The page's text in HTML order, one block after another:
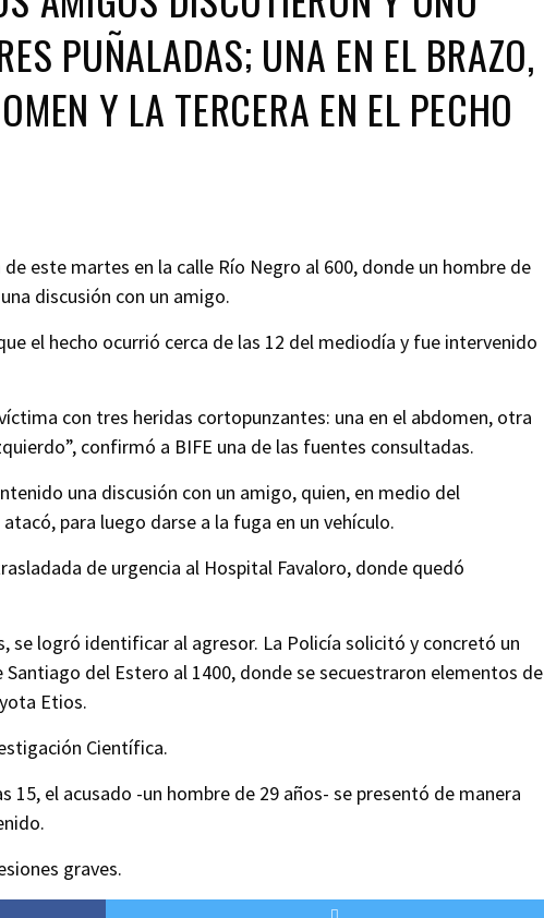
PUÑALADAS; UNA EN EL BRAZO,
Y LA TERCERA EN EL PECHO
este martes en la calle Río Negro al 600, donde un hombre de
discusión con un amigo.
el hecho ocurrió cerca de las 12 del mediodía y fue intervenido
con tres heridas cortopunzantes: una en el abdomen, otra
confirmó a BIFE una de las fuentes consultadas.
una discusión con un amigo, quien, en medio del
para luego darse a la fuga en un vehículo.
de urgencia al Hospital Favaloro, donde quedó
se logró identificar al agresor. La Policía solicitó y concretó un
del Estero al 1400, donde se secuestraron elementos de
Etios.
Científica.
15, el acusado -un hombre de 29 años- se presentó de manera
graves.